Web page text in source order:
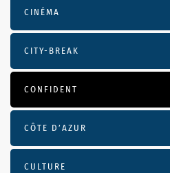
CINÉMA
CITY-BREAK
CONFIDENT
CÔTE D’AZUR
CULTURE